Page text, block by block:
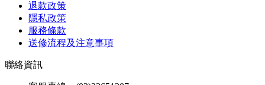
退款政策
隱私政策
服務條款
送修流程及注意事項
聯絡資訊